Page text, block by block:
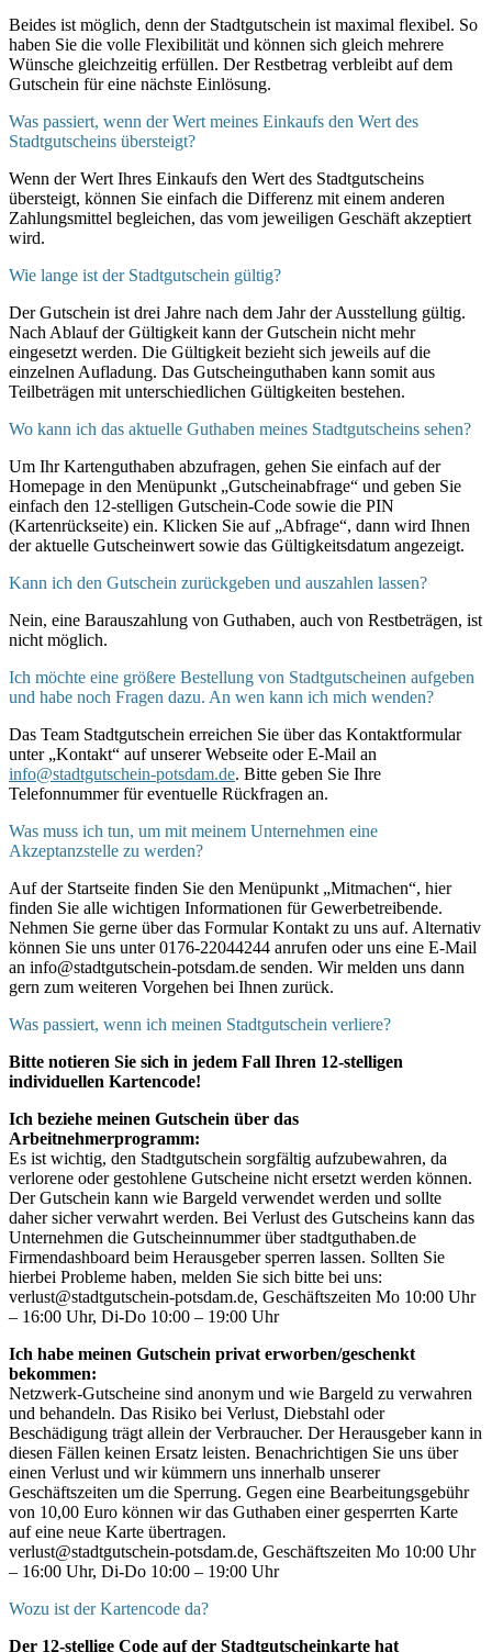
Beides ist möglich, denn der Stadtgutschein ist maximal flexibel. So
haben Sie die volle Flexibilität und können sich gleich mehrere
Wünsche gleichzeitig erfüllen. Der Restbetrag verbleibt auf dem
Gutschein für eine nächste Einlösung.
Was passiert, wenn der Wert meines Einkaufs den Wert des
Stadtgutscheins übersteigt?
Wenn der Wert Ihres Einkaufs den Wert des Stadtgutscheins
übersteigt, können Sie einfach die Differenz mit einem anderen
Zahlungsmittel begleichen, das vom jeweiligen Geschäft akzeptiert
wird.
Wie lange ist der Stadtgutschein gültig?
Der Gutschein ist drei Jahre nach dem Jahr der Ausstellung gültig.
Nach Ablauf der Gültigkeit kann der Gutschein nicht mehr
eingesetzt werden. Die Gültigkeit bezieht sich jeweils auf die
einzelnen Aufladung. Das Gutscheinguthaben kann somit aus
Teilbeträgen mit unterschiedlichen Gültigkeiten bestehen.
Wo kann ich das aktuelle Guthaben meines Stadtgutscheins sehen?
Um Ihr Kartenguthaben abzufragen, gehen Sie einfach auf der
Homepage in den Menüpunkt „Gutscheinabfrage“ und geben Sie
einfach den 12-stelligen Gutschein-Code sowie die PIN
(Kartenrückseite) ein. Klicken Sie auf „Abfrage“, dann wird Ihnen
der aktuelle Gutscheinwert sowie das Gültigkeitsdatum angezeigt.
Kann ich den Gutschein zurückgeben und auszahlen lassen?
Nein, eine Barauszahlung von Guthaben, auch von Restbeträgen, ist
nicht möglich.
Ich möchte eine größere Bestellung von Stadtgutscheinen aufgeben
und habe noch Fragen dazu. An wen kann ich mich wenden?
Das Team Stadtgutschein erreichen Sie über das Kontaktformular
unter „Kontakt“ auf unserer Webseite oder E-Mail an
info@stadtgutschein-potsdam.de. Bitte geben Sie Ihre
Telefonnummer für eventuelle Rückfragen an.
Was muss ich tun, um mit meinem Unternehmen eine
Akzeptanzstelle zu werden?
Auf der Startseite finden Sie den Menüpunkt „Mitmachen“, hier
finden Sie alle wichtigen Informationen für Gewerbetreibende.
Nehmen Sie gerne über das Formular Kontakt zu uns auf. Alternativ
können Sie uns unter 0176-22044244 anrufen oder uns eine E-Mail
an info@stadtgutschein-potsdam.de senden. Wir melden uns dann
gern zum weiteren Vorgehen bei Ihnen zurück.
Was passiert, wenn ich meinen Stadtgutschein verliere?
Bitte notieren Sie sich in jedem Fall Ihren 12-stelligen
individuellen Kartencode!
Ich beziehe meinen Gutschein über das
Arbeitnehmerprogramm:
Es ist wichtig, den Stadtgutschein sorgfältig aufzubewahren, da
verlorene oder gestohlene Gutscheine nicht ersetzt werden können.
Der Gutschein kann wie Bargeld verwendet werden und sollte
daher sicher verwahrt werden. Bei Verlust des Gutscheins kann das
Unternehmen die Gutscheinnummer über stadtguthaben.de
Firmendashboard beim Herausgeber sperren lassen. Sollten Sie
hierbei Probleme haben, melden Sie sich bitte bei uns:
verlust@stadtgutschein-potsdam.de, Geschäftszeiten Mo 10:00 Uhr
– 16:00 Uhr, Di-Do 10:00 – 19:00 Uhr
Ich habe meinen Gutschein privat erworben/geschenkt
bekommen:
Netzwerk-Gutscheine sind anonym und wie Bargeld zu verwahren
und behandeln. Das Risiko bei Verlust, Diebstahl oder
Beschädigung trägt allein der Verbraucher. Der Herausgeber kann in
diesen Fällen keinen Ersatz leisten. Benachrichtigen Sie uns über
einen Verlust und wir kümmern uns innerhalb unserer
Geschäftszeiten um die Sperrung. Gegen eine Bearbeitungsgebühr
von 10,00 Euro können wir das Guthaben einer gesperrten Karte
auf eine neue Karte übertragen.
verlust@stadtgutschein-potsdam.de, Geschäftszeiten Mo 10:00 Uhr
– 16:00 Uhr, Di-Do 10:00 – 19:00 Uhr
Wozu ist der Kartencode da?
Der 12-stellige Code auf der Stadtgutscheinkarte hat